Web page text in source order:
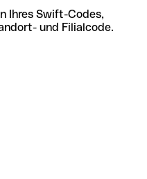
Ihres Swift-Codes,
und Filialcode.